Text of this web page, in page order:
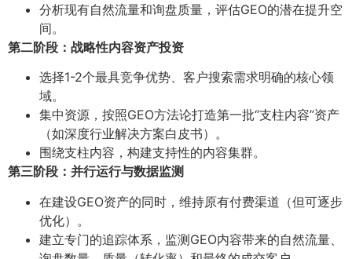
分析现有自然流量和询盘质量，评估GEO的潜在提升空
间。
第二阶段：战略性内容资产投资
选择1-2个最具竞争优势、客户搜索需求明确的核心领
域。
集中资源，按照GEO方法论打造第一批“支柱内容”资产
（如深度行业解决方案白皮书）。
围绕支柱内容，构建支持性的内容集群。
第三阶段：并行运行与数据监测
在建设GEO资产的同时，维持原有付费渠道（但可逐步
优化）。
建立专门的追踪体系，监测GEO内容带来的自然流量、